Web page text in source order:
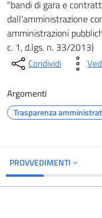
"bandi di gara e
dall'amministrazione
amministrazioni
c. 1, d.lgs. n. 33/2013)
Condividi
Argomenti
Trasparenza
PROVVEDIMENTI